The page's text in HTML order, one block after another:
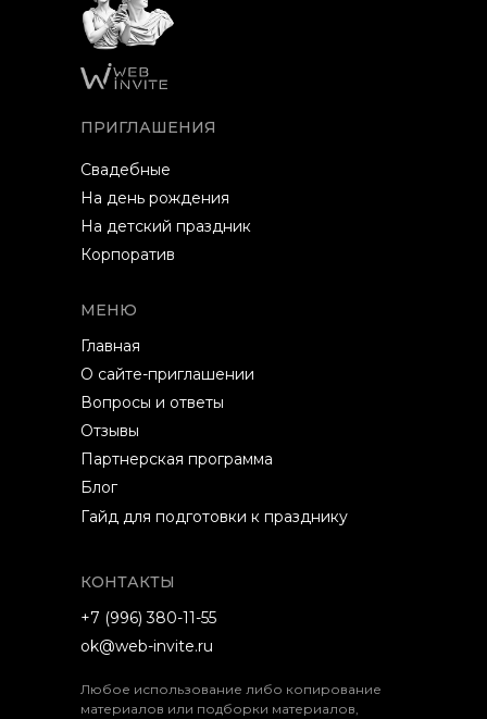
Любое использование либо копирование
материалов или подборки материалов,
+7 (996) 380-11-55
Главная
Свадебные
На день рождения
Корпоратив
О сайте-приглашении
Вопросы и ответы
Отзывы
Партнерская программа
Гайд для подготовки к празднику
Блог
ok@web-invite.ru
ПРИГЛАШЕНИЯ
МЕНЮ
КОНТАКТЫ
На детский праздник